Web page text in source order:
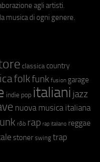
agli artisti.
musica di ogni genere.
classica country
folkfunk fusion garage
indie pop italiani jazz
nuova musica italiana
r&b rap rap italiano reggae
stoner swing trap